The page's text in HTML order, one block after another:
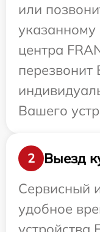
или
указанному
центра
перезвонит
Вашего
2
Выезд
Сервисный
удобное